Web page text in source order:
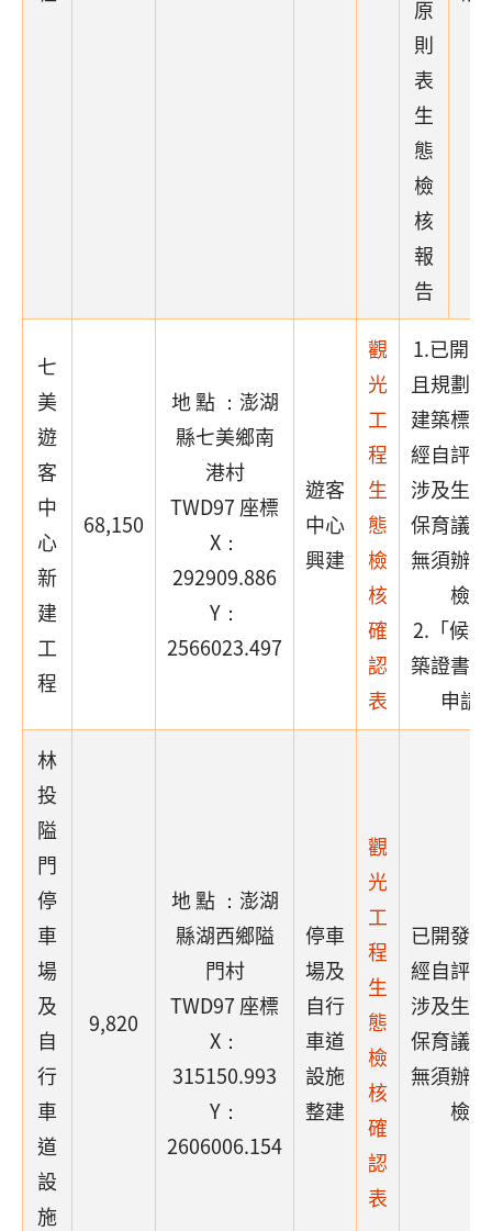
原
則
表
生
態
檢
核
報
告
七
美
遊
客
中
心
新
建
工
程
68,150
地 點 ：澎湖
縣七美鄉南
港村
TWD97 座標
X：
292909.886
Y：
2566023.497
遊客
中心
興建
觀
光
工
程
生
態
檢
核
確
認
表
1.已開
且規劃
建築標
經自評
涉及生
保育議
無須辦
檢核
2.「候
築證書
申請
林
投
隘
門
停
車
場
及
自
行
車
道
設
施
9,820
地 點 ：澎湖
縣湖西鄉隘
門村
TWD97 座標
X：
315150.993
Y：
2606006.154
停車
場及
自行
車道
設施
整建
觀
光
工
程
生
態
檢
核
確
認
表
已開發
經自評
涉及生
保育議
無須辦
檢核